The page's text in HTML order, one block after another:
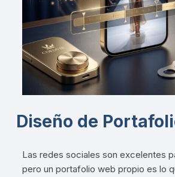
Diseño de
Las redes sociales son excelentes
pero un portafolio web propio es lo